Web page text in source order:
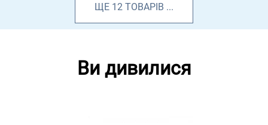
ЩЕ 12 ТОВАРІВ ...
Ви дивилися